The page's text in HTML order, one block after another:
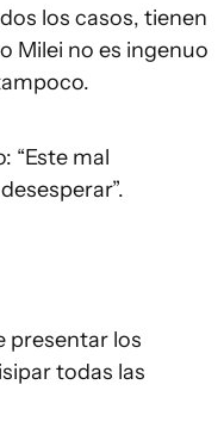
los casos, tienen
Milei no es ingenuo
“Este mal
presentar los
todas las